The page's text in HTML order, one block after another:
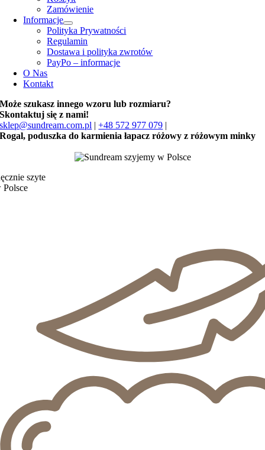
Zamówienie
Informacje
Polityka Prywatności
Regulamin
Dostawa i polityka zwrotów
PayPo – informacje
O Nas
Kontakt
Może szukasz innego wzoru lub rozmiaru?
Skontaktuj się z nami!
sklep@sundream.com.pl |+48 572 977 079 |
Rogal, poduszka do karmienia łapacz różowy z różowym minky
szyte
Polsce